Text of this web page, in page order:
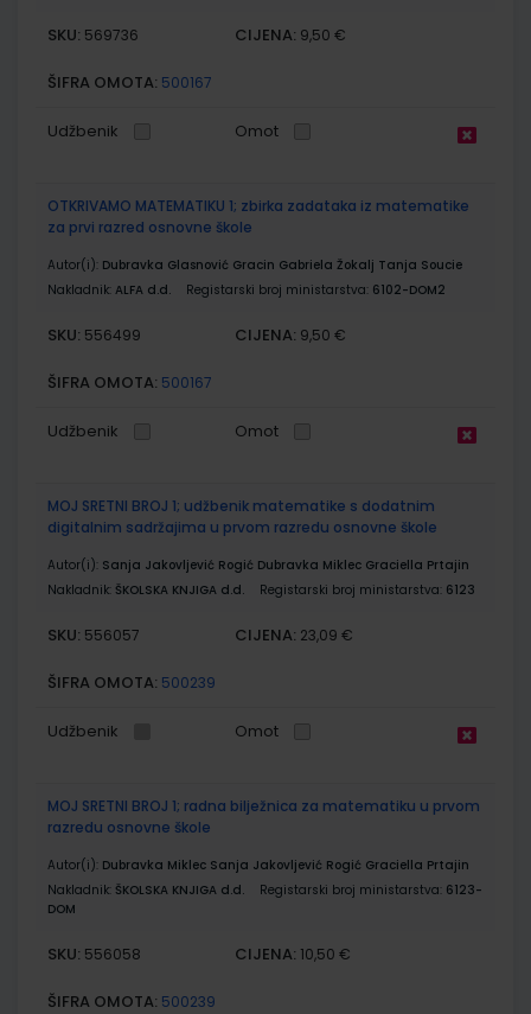
SKU: 569736 CIJENA: 9,50 €
ŠIFRA OMOTA: 500167
Udžbenik Omot
OTKRIVAMO MATEMATIKU 1; zbirka zadataka iz matematike
za prvi razred osnovne škole
Autor(i): Dubravka Glasnović Gracin Gabriela Žokalj Tanja Soucie
Nakladnik: ALFA d.d. Registarski broj ministarstva: 6102-DOM2
SKU: 556499 CIJENA: 9,50 €
ŠIFRA OMOTA: 500167
Udžbenik Omot
MOJ SRETNI BROJ 1; udžbenik matematike s dodatnim
digitalnim sadržajima u prvom razredu osnovne škole
Autor(i): Sanja Jakovljević Rogić Dubravka Miklec Graciella Prtajin
Nakladnik: ŠKOLSKA KNJIGA d.d. Registarski broj ministarstva: 6123
SKU: 556057 CIJENA: 23,09 €
ŠIFRA OMOTA: 500239
Udžbenik Omot
MOJ SRETNI BROJ 1; radna bilježnica za matematiku u prvom
razredu osnovne škole
Autor(i): Dubravka Miklec Sanja Jakovljević Rogić Graciella Prtajin
Nakladnik: ŠKOLSKA KNJIGA d.d. Registarski broj ministarstva: 6123-
DOM
SKU: 556058 CIJENA: 10,50 €
ŠIFRA OMOTA: 500239